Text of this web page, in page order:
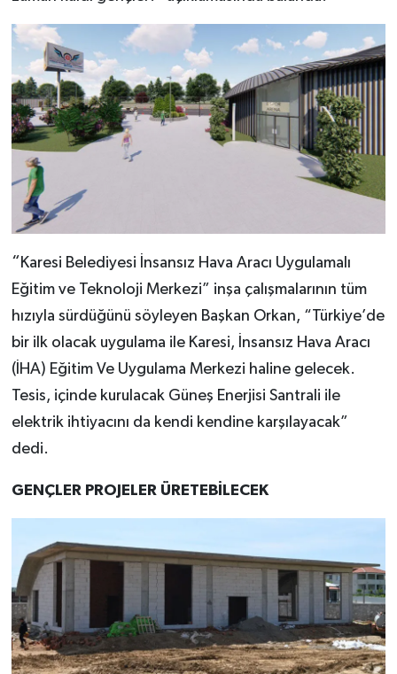
“ Karesi Belediyesi İnsansız Hava Aracı Uygulamalı
Eğitim ve Teknoloji Merkezi” inşa çalışmalarının tüm
hızıyla sürdüğünü söyleyen Başkan Orkan, “Türkiye’de
bir ilk olacak uygulama ile Karesi, İnsansız Hava Aracı
(İHA) Eğitim Ve Uygulama Merkezi haline gelecek.
Tesis, içinde kurulacak Güneş Enerjisi Santrali ile
elektrik ihtiyacını da kendi kendine karşılayacak”
dedi.
GENÇLER PROJELER ÜRETEBİLECEK